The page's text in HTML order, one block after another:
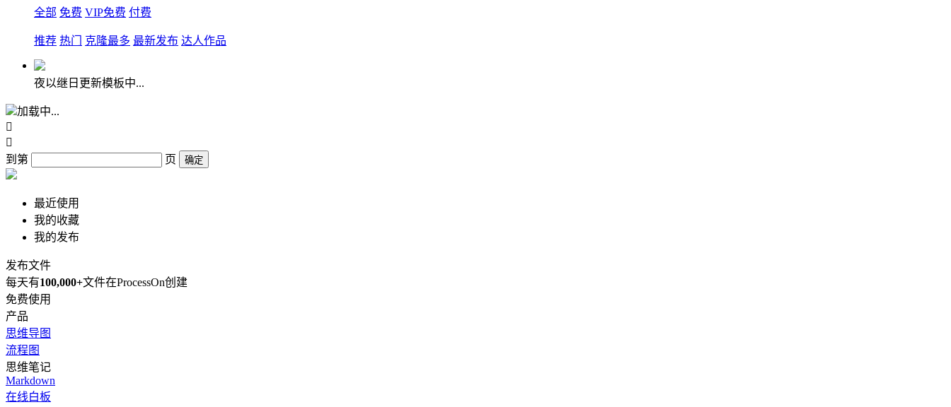
全部 免费 VIP免费 付费
推荐 热门 克隆最多 最新发布 达人作品
夜以继日更新模板中...
加载中...


到第
页 确定
最近使用
我的收藏
我的发布
发布文件
每天有100,000+文件在ProcessOn创建
免费使用
产品
思维导图
流程图
思维笔记
Markdown
在线白板